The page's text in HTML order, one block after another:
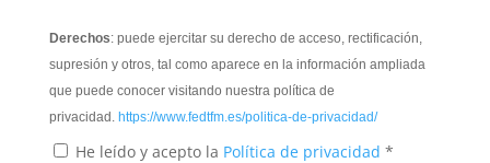
Derechos: puede ejercitar su derecho de acceso, rectificación,
supresión y otros, tal como aparece en la información ampliada
que puede conocer visitando nuestra política de
privacidad. https://www.fedtfm.es/politica-de-privacidad/
He leído y acepto la Política de privacidad *